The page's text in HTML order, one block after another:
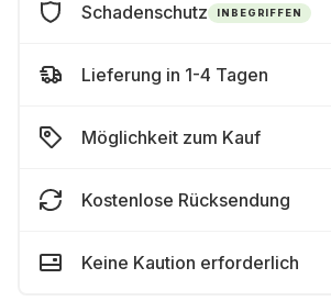
Schadenschutz INBEGRIFFEN
Lieferung in 1-4 Tagen
Möglichkeit zum Kauf
Kostenlose Rücksendung
Keine Kaution erforderlich